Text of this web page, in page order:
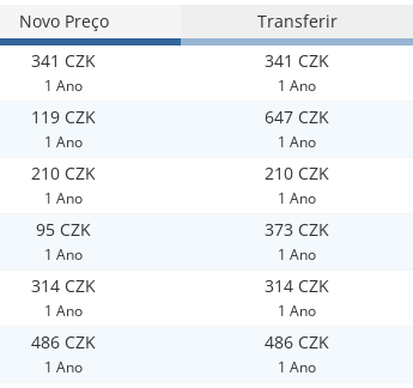
Novo Preço Transferir
341 CZK
1 Ano
341 CZK
1 Ano
119 CZK
1 Ano
647 CZK
1 Ano
210 CZK
1 Ano
210 CZK
1 Ano
95 CZK
1 Ano
373 CZK
1 Ano
314 CZK
1 Ano
314 CZK
1 Ano
486 CZK
1 Ano
486 CZK
1 Ano